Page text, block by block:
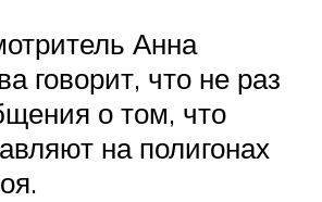
Анна
говорит, что не раз
о том, что
на полигонах